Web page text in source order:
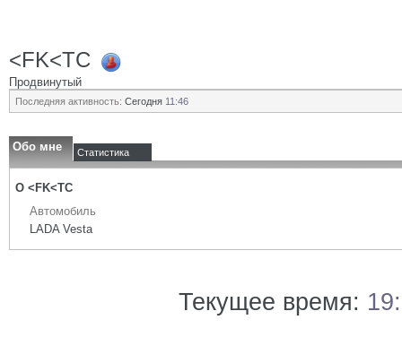
<FK<TC
Продвинутый
Последняя активность: Сегодня 11:46
Обо мне Статистика
О <FK<TC
Автомобиль
LADA Vesta
Текущее время: